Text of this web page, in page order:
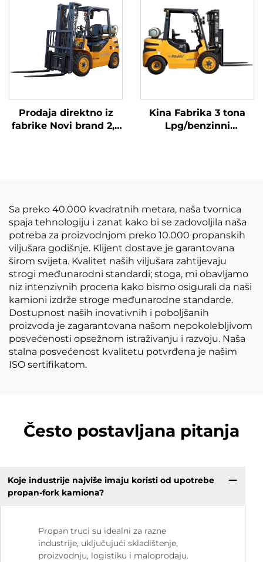
razumno cijenjena.
Prodaja direktno iz
fabrike Novi brand 2,5
Kina Fabrika 3 tona
Lpg/benzinni
Sa preko 40.000 kvadratnih metara, naša tvornica
spaja tehnologiju i zanat kako bi se zadovoljila naša
potreba za proizvodnjom preko 10.000 propanskih
viljušara godišnje. Klijent dostave je garantovana
širom svijeta. Kvalitet naših viljušara zahtijevaju
strogi međunarodni standardi; stoga, mi obavljamo
niz intenzivnih procena kako bismo osigurali da naši
kamioni izdrže stroge međunarodne standarde.
Dostupnost naših inovativnih i poboljšanih
proizvoda je zagarantovana našom nepokolebljivom
posvećenosti opsežnom istraživanju i razvoju. Naša
stalna posvećenost kvalitetu potvrđena je našim
ISO sertifikatom.
Često postavljana pitanja
Koje industrije najviše imaju koristi od upotrebe
propan-fork kamiona?
Propan truci su idealni za razne
industrije, uključujući skladištenje,
proizvodnju, logistiku i maloprodaju.